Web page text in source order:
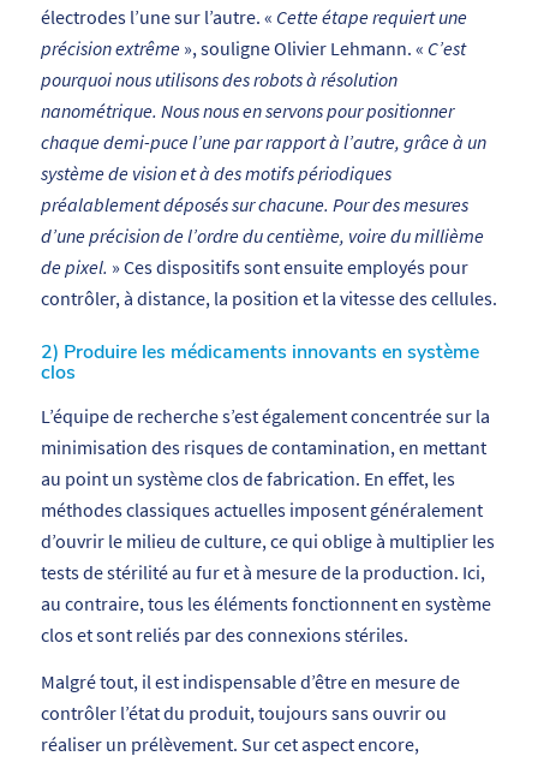
électrodes l’une sur l’autre. « Cette étape requiert une
précision extrême», souligne Olivier Lehmann. « C’est
pourquoi nous utilisons des robots à résolution
nanométrique. Nous nous en servons pour positionner
chaque demi-puce l’une par rapport à l’autre, grâce à un
système de vision et à des motifs périodiques
préalablement déposés sur chacune. Pour des mesures
d’une précision de l’ordre du centième, voire du millième
de pixel. » Ces dispositifs sont ensuite employés pour
contrôler, à distance, la position et la vitesse des cellules.
2) Produire les médicaments innovants en système
clos
L’équipe de recherche s’est également concentrée sur la
minimisation des risques de contamination, en mettant
au point un système clos de fabrication. En effet, les
méthodes classiques actuelles imposent généralement
d’ouvrir le milieu de culture, ce qui oblige à multiplier les
tests de stérilité au fur et à mesure de la production. Ici,
au contraire, tous les éléments fonctionnent en système
clos et sont reliés par des connexions stériles.
Malgré tout, il est indispensable d’être en mesure de
contrôler l’état du produit, toujours sans ouvrir ou
réaliser un prélèvement. Sur cet aspect encore,